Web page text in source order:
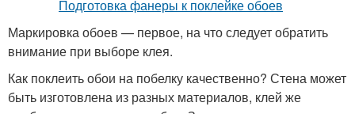
Маркировка обоев — первое, на что следует обратить
внимание при выборе клея.
Как поклеить обои на побелку качественно? Стена может
быть изготовлена из разных материалов, клей же